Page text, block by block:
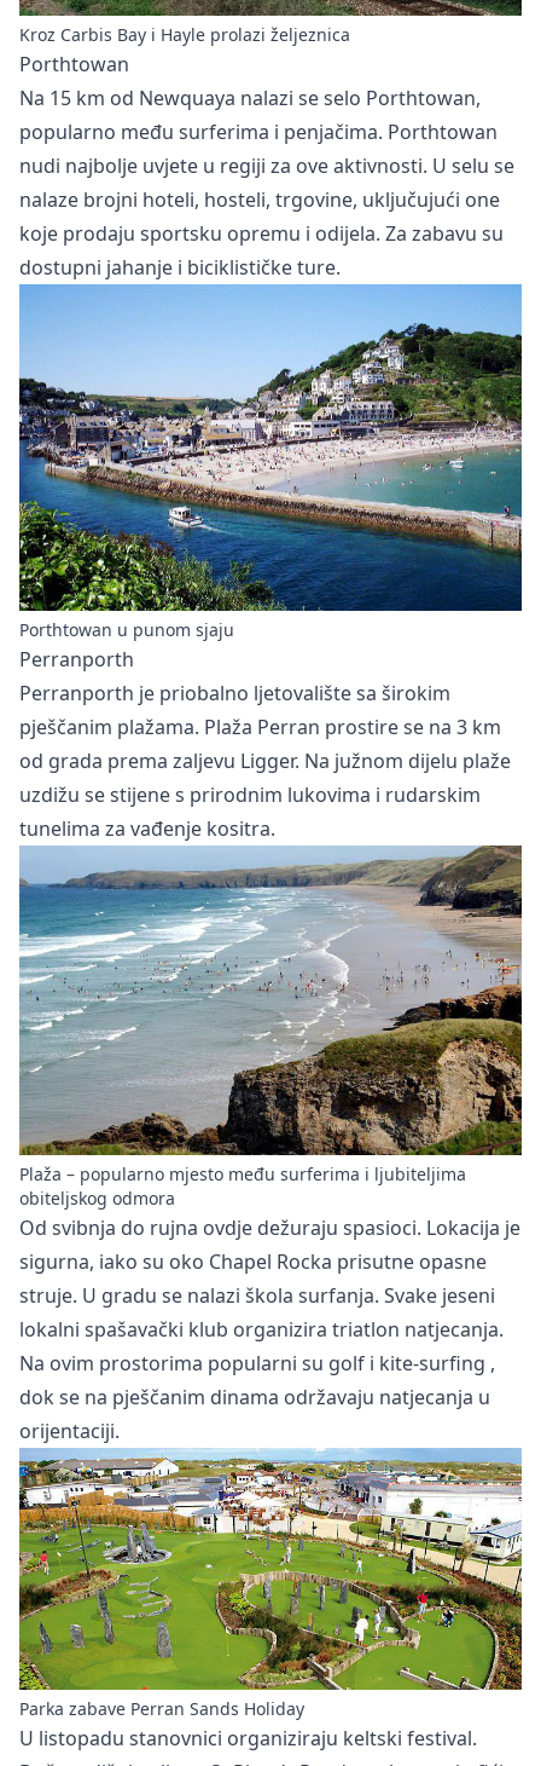
Kroz Carbis Bay i Hayle prolazi željeznica
Porthtowan
Na 15 km od Newquaya nalazi se selo Porthtowan,
popularno među surferima i penjačima. Porthtowan
nudi najbolje uvjete u regiji za ove aktivnosti. U selu se
nalaze brojni hoteli, hosteli, trgovine, uključujući one
koje prodaju sportsku opremu i odijela. Za zabavu su
dostupni jahanje i biciklističke ture.
Porthtowan u punom sjaju
Perranporth
Perranporth je priobalno ljetovalište sa širokim
pješčanim plažama. Plaža Perran prostire se na 3 km
od grada prema zaljevu Ligger. Na južnom dijelu plaže
uzdižu se stijene s prirodnim lukovima i rudarskim
tunelima za vađenje kositra.
Plaža – popularno mjesto među surferima i ljubiteljima
obiteljskog odmora
Od svibnja do rujna ovdje dežuraju spasioci. Lokacija je
sigurna, iako su oko Chapel Rocka prisutne opasne
struje. U gradu se nalazi škola surfanja. Svake jeseni
lokalni spašavački klub organizira triatlon natjecanja.
Na ovim prostorima popularni su golf i kite-surfing ,
dok se na pješčanim dinama održavaju natjecanja u
orijentaciji.
Parka zabave Perran Sands Holiday
U listopadu stanovnici organiziraju keltski festival.